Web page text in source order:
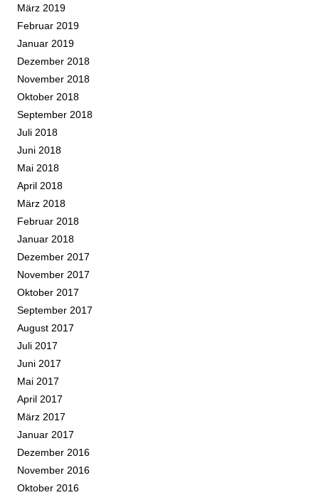
März 2019
Februar 2019
Januar 2019
Dezember 2018
November 2018
Oktober 2018
September 2018
Juli 2018
Juni 2018
Mai 2018
April 2018
März 2018
Februar 2018
Januar 2018
Dezember 2017
November 2017
Oktober 2017
September 2017
August 2017
Juli 2017
Juni 2017
Mai 2017
April 2017
März 2017
Januar 2017
Dezember 2016
November 2016
Oktober 2016